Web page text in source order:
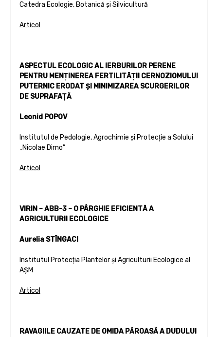
Catedra Ecologie, Botanică şi Silvicultură
Articol
ASPECTUL ECOLOGIC AL IERBURILOR PERENE
PENTRU MENŢINEREA FERTILITĂŢII CERNOZIOMULUI
PUTERNIC ERODAT ŞI MINIMIZAREA SCURGERILOR
DE SUPRAFAŢĂ
Leonid POPOV
Institutul de Pedologie, Agrochimie şi Protecţie a Solului
„Nicolae Dimo”
Articol
VIRIN – ABB-3 – O PÂRGHIE EFICIENTĂ A
AGRICULTURII ECOLOGICE
Aurelia STÎNGACI
Institutul Protecţia Plantelor şi Agriculturii Ecologice al
AŞM
Articol
RAVAGIILE CAUZATE DE OMIDA PĂROASĂ A DUDULUI